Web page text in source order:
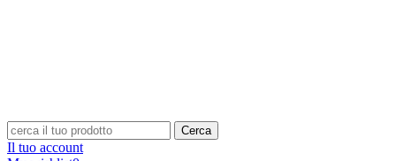
Cerca
Il tuo account